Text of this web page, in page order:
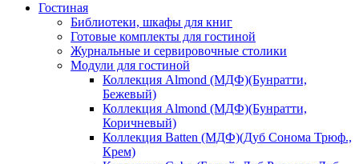
Гостиная
Библиотеки, шкафы для книг
Готовые комплекты для гостиной
Журнальные и сервировочные столики
Модули для гостиной
Коллекция Almond (МДФ)(Бунратти,
Бежевый)
Коллекция Almond (МДФ)(Бунратти,
Коричневый)
Коллекция Batten (МДФ)(Дуб Сонома Трюф.,
Крем)